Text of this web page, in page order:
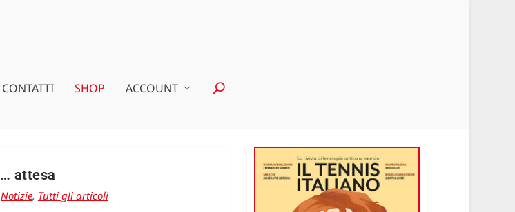
CONTATTI SHOP ACCOUNT
attesa
Notizie, Tutti gli articoli